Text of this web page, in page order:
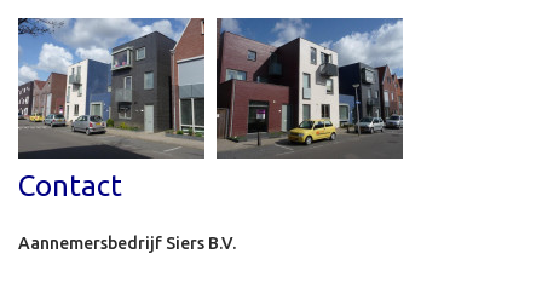
Contact
Aannemersbedrijf Siers B.V.